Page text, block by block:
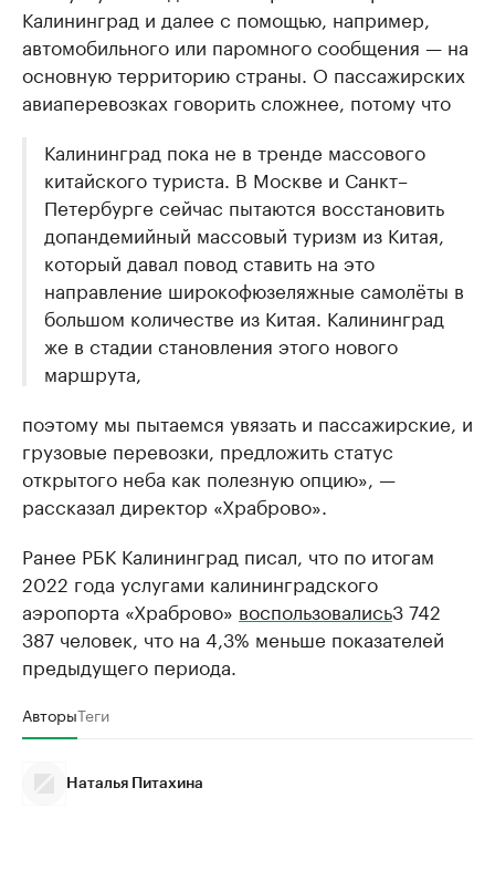
Калининград и далее с помощью, например,
автомобильного или паромного сообщения — на
основную территорию страны. О пассажирских
авиаперевозках говорить сложнее, потому что
Калининград пока не в тренде массового
китайского туриста. В Москве и Санкт–
Петербурге сейчас пытаются восстановить
допандемийный массовый туризм из Китая,
который давал повод ставить на это
направление широкофюзеляжные самолёты в
большом количестве из Китая. Калининград
же в стадии становления этого нового
маршрута,
поэтому мы пытаемся увязать и пассажирские, и
грузовые перевозки, предложить статус
открытого неба как полезную опцию», —
рассказал директор «Храброво».
Ранее РБК Калининград писал, что по итогам
2022 года услугами калининградского
аэропорта «Храброво» воспользовались3 742
387 человек, что на 4,3% меньше показателей
предыдущего периода.
АвторыТеги
Наталья Питахина